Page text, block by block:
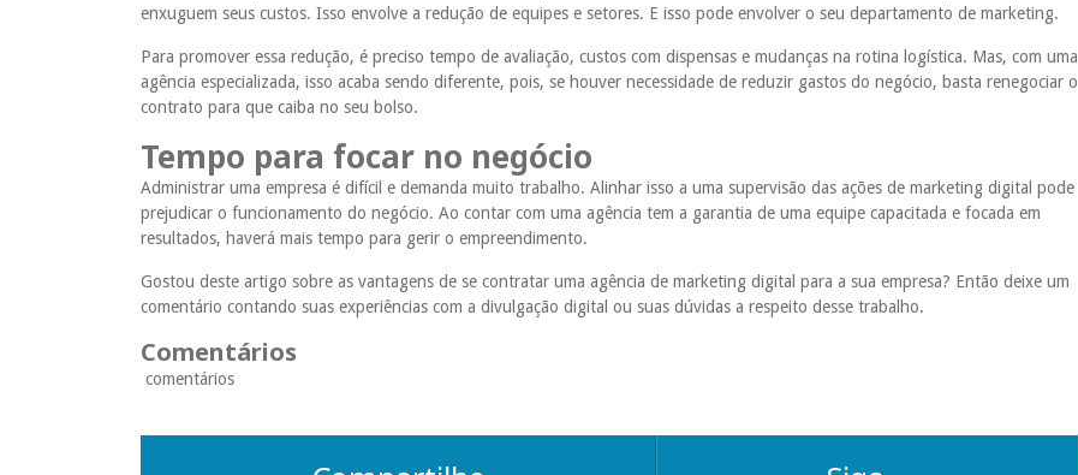
enxuguem seus custos. Isso envolve a redução de equipes e setores. E isso pode envolver o seu departamento de marketing.
Para promover essa redução, é preciso tempo de avaliação, custos com dispensas e mudanças na rotina logística. Mas, com uma
agência especializada, isso acaba sendo diferente, pois, se houver necessidade de reduzir gastos do negócio, basta renegociar o
contrato para que caiba no seu bolso.
Tempo para focar no negócio
Administrar uma empresa é difícil e demanda muito trabalho. Alinhar isso a uma supervisão das ações de marketing digital pode
prejudicar o funcionamento do negócio. Ao contar com uma agência tem a garantia de uma equipe capacitada e focada em
resultados, haverá mais tempo para gerir o empreendimento.
Gostou deste artigo sobre as vantagens de se contratar uma agência de marketing digital para a sua empresa? Então deixe um
comentário contando suas experiências com a divulgação digital ou suas dúvidas a respeito desse trabalho.
Comentários
comentários